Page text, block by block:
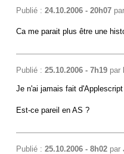
Publié : 24.10.2006 - 20h07par
Ca me parait plus être une
Publié : 25.10.2006 - 7h19par
Je n'ai jamais fait
Est-ce pareil en AS ?
Publié : 25.10.2006 - 8h02par